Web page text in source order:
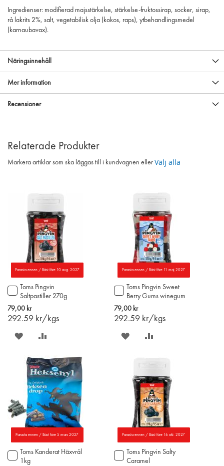
Ingredienser: modifierad majsstärkelse, stärkelse-fruktossirap, socker, sirap,
rå lakrits 2%, salt, vegetabilisk olja (kokos, raps), ytbehandlingsmedel
(karnaubavax).
Näringsinnehåll
Mer information
Recensioner
Relaterade Produkter
Markera artiklar som ska läggas till i kundvagnen eller Välj alla
Parasta ennen / Bäst före 10 aug. 2027
Toms Pingvin
Saltpastiller 270g
79,00 kr
292.59 kr/kgs
Lägg
till
i
varukorgen
SPARA
ÖNSKELISTAN
JÄMFÖR
Parasta ennen / Bäst före 11 maj 2027
Toms Pingvin Sweet
Berry Gums winegum
270g
79,00 kr
292.59 kr/kgs
Lägg
till
i
varukorgen
SPARA
Parasta ennen / Bäst före 5 mars 2027
Toms Kanderat Häxvrål
1kg
Lägg
till
Parasta ennen / Bäst före 16 okt. 2027
Toms Pingvin Salty
Caramel
Lägg
till